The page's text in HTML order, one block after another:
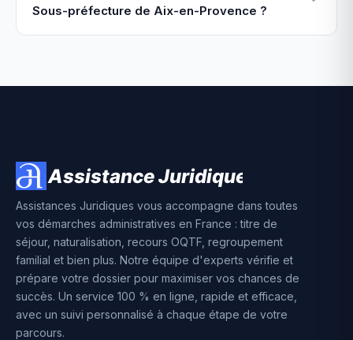
Sous-préfecture de Aix-en-Provence ?
Assistances Juridiques vous accompagne dans toutes
vos démarches administratives en France : titre de
séjour, naturalisation, recours OQTF, regroupement
familial et bien plus. Notre équipe d'experts vérifie et
prépare votre dossier pour maximiser vos chances de
succès. Un service 100 % en ligne, rapide et efficace,
avec un suivi personnalisé à chaque étape de votre
parcours.